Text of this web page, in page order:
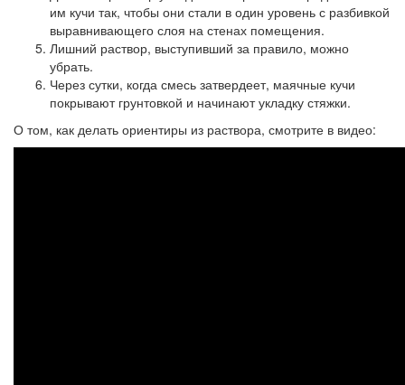
им кучи так, чтобы они стали в один уровень с разбивкой
выравнивающего слоя на стенах помещения.
Лишний раствор, выступивший за правило, можно
убрать.
Через сутки, когда смесь затвердеет, маячные кучи
покрывают грунтовкой и начинают укладку стяжки.
О том, как делать ориентиры из раствора, смотрите в видео: